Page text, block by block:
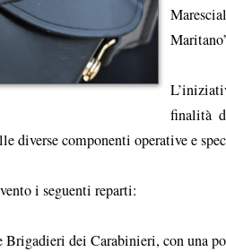
finalità
diverse componenti operative e
i seguenti reparti:
Brigadieri dei Carabinieri, con una